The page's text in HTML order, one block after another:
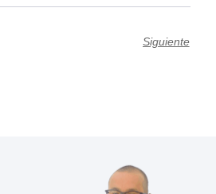
Siguiente